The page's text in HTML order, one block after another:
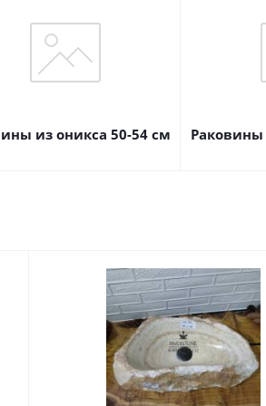
из оникса 50-54 см Раковины